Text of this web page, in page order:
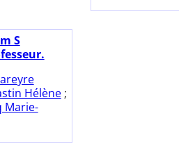
S
Hélène;
Marie-